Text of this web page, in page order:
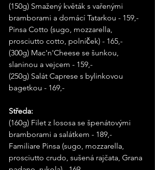
(150g) Smažený květák s vařenými
bramborami a domácí Tatarkou - 159,-
Pinsa Cotto (sugo, mozzarella,
prosciutto cotto, polníček) - 165,-
(300g) Mac'n'Cheese se šunkou,
slaninou a vejcem - 159,-
(250g) Salát Caprese s bylinkovou
bagetkou - 169,-
Středa:
(160g) Filet z lososa se špenátovými
bramborami a salátkem - 189,-
Familiare Pinsa (sugo, mozzarella,
prosciutto crudo, sušená rajčata, Grana